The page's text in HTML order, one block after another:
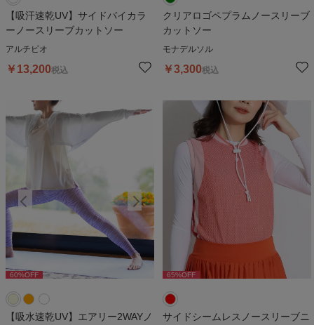
【吸汗速乾UV】サイドバイカラ
ーノースリーブカットソー
アルチビオ
￥ 13,200税込
クリアロゴペプラムノースリーブ
カットソー
モナデルソル
￥3,300税込
60%OFF %OFF
【吸水速乾UV】エアリー2WAYノ
65%OFF
サイドシームレスノースリーブニ